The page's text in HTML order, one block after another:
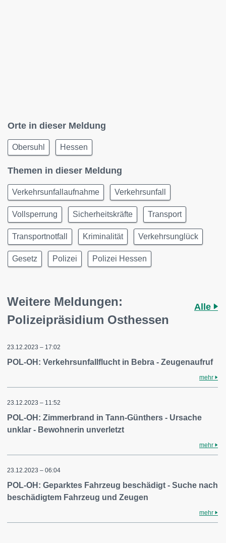
Orte in dieser Meldung
Obersuhl Hessen
Themen in dieser Meldung
Verkehrsunfallaufnahme Verkehrsunfall
Vollsperrung Sicherheitskräfte Transport
Transportnotfall Kriminalität Verkehrsunglück
Gesetz Polizei Polizei Hessen
Weitere Meldungen:
Polizeipräsidium Osthessen
Alle
23.12.2023 – 17:02
POL-OH: Verkehrsunfallflucht in Bebra - Zeugenaufruf
mehr
23.12.2023 – 11:52
POL-OH: Zimmerbrand in Tann-Günthers - Ursache
unklar - Bewohnerin unverletzt
mehr
23.12.2023 – 06:04
POL-OH: Geparktes Fahrzeug beschädigt - Suche nach
beschädigtem Fahrzeug und Zeugen
mehr